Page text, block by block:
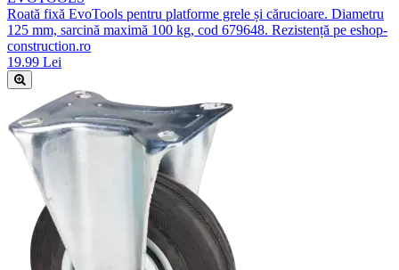
Roată fixă EvoTools pentru platforme grele și cărucioare. Diametru
125 mm, sarcină maximă 100 kg, cod 679648. Rezistență pe eshop-
construction.ro
19.99 Lei